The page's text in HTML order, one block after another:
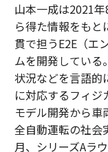
山本一成は2021
ら得た情報をも
貫で担うE2E（エ
ムを開発している
状況などを言語的
に対応するフィジ
モデル開発から
全自動運転の社会
月、シリーズAラ